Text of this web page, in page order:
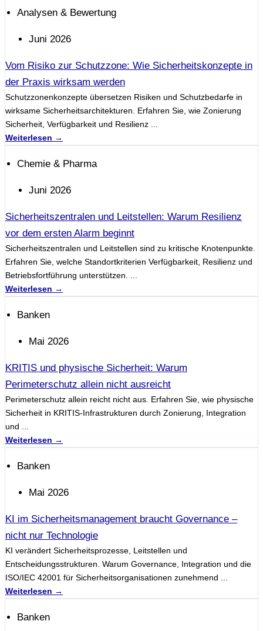
Analysen & Bewertung
Juni 2026
Vom Risiko zur Schutzzone: Wie Sicherheitskonzepte in
der Praxis wirksam werden
Schutzzonenkonzepte übersetzen Risiken und Schutzbedarfe in
wirksame Sicherheitsarchitekturen. Erfahren Sie, wie Zonierung
Sicherheit, Verfügbarkeit und Resilienz ...
Weiterlesen →
Chemie & Pharma
Juni 2026
Sicherheitszentralen und Leitstellen: Warum Resilienz
vor dem ersten Alarm beginnt
Sicherheitszentralen und Leitstellen sind zu kritische Knotenpunkte.
Erfahren Sie, welche Standortkriterien Verfügbarkeit, Resilienz und
Betriebsfortführung unterstützen. ...
Weiterlesen →
Banken
Mai 2026
KRITIS und physische Sicherheit: Warum
Perimeterschutz allein nicht ausreicht
Perimeterschutz allein reicht nicht aus. Erfahren Sie, wie physische
Sicherheit in KRITIS-Infrastrukturen durch Zonierung, Integration
und ...
Weiterlesen →
Banken
Mai 2026
KI im Sicherheitsmanagement braucht Governance –
nicht nur Technologie
KI verändert Sicherheitsprozesse, Leitstellen und
Entscheidungsstrukturen. Warum Governance, Integration und die
ISO/IEC 42001 für Sicherheitsorganisationen zunehmend ...
Weiterlesen →
Banken